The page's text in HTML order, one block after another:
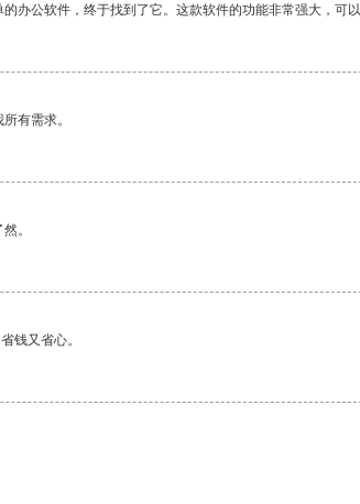
办公软件，终于找到了它。这款软件的功能非常强大，可
有需求。
。
钱又省心。